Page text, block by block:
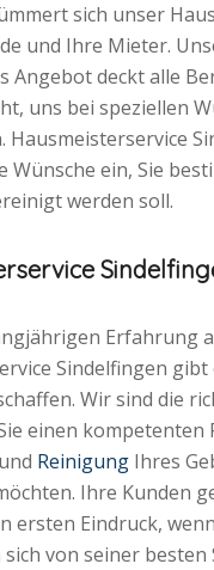
sich unser
und Ihre Mieter.
Angebot deckt alle
uns bei speziellen
Hausmeisterservice
Wünsche ein, Sie
werden soll.
Erfahrung
Sindelfingen gibt
Wir sind die
einen kompetenten
Reinigung Ihres
Ihre Kunden
ersten Eindruck,
von seiner besten